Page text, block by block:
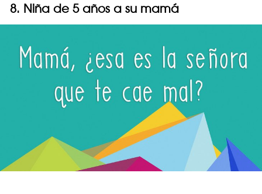
8. Niña de 5 años a su mamá